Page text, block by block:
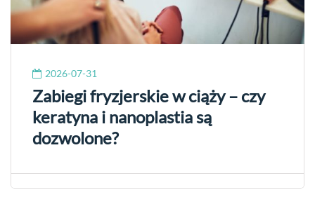
2026-07-31
Zabiegi fryzjerskie w ciąży – czy
keratyna i nanoplastia są
dozwolone?